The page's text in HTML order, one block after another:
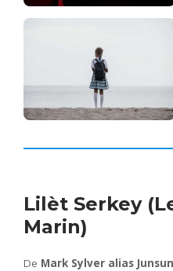
Lilèt Serkey
Marin)
De Mark Sylver alias